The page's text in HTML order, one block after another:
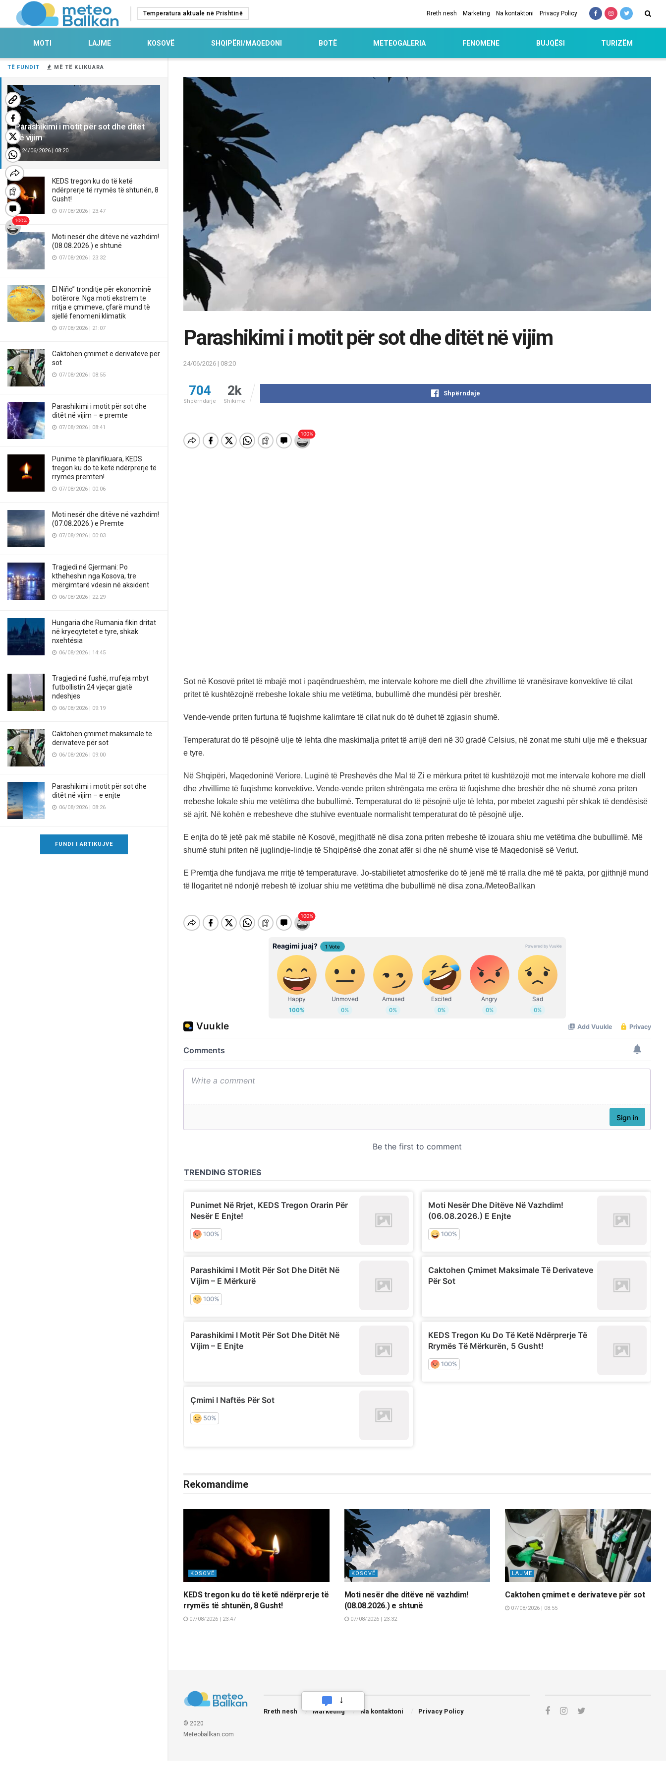
TË FUNDIT MË TË KLIKUARA
Parashikimi i motit për sot dhe ditët
në vijim
24/06/2026 | 08:20
KEDS tregon ku do të ketë
ndërprerje të rrymës të shtunën, 8
Gusht!
07/08/2026 | 23:47
Moti nesër dhe ditëve në vazhdim!
(08.08.2026.) e shtunë
07/08/2026 | 23:32
El Niño” tronditje për ekonominë
botërore: Nga moti ekstrem te
rritja e çmimeve, çfarë mund të
sjellë fenomeni klimatik
07/08/2026 | 21:07
Caktohen çmimet e derivateve për
sot
07/08/2026 | 08:55
Parashikimi i motit për sot dhe
ditët në vijim – e premte
07/08/2026 | 08:41
Punime të planifikuara, KEDS
tregon ku do të ketë ndërprerje të
rrymës premten!
07/08/2026 | 00:06
Moti nesër dhe ditëve në vazhdim!
(07.08.2026.) e Premte
07/08/2026 | 00:03
Tragjedi në Gjermani: Po
ktheheshin nga Kosova, tre
mërgimtarë vdesin në aksident
06/08/2026 | 22:29
Hungaria dhe Rumania fikin dritat
në kryeqytetet e tyre, shkak
nxehtësia
06/08/2026 | 14:45
Tragjedi në fushë, rrufeja mbyt
futbollistin 24 vjeçar gjatë
ndeshjes
06/08/2026 | 09:19
Caktohen çmimet maksimale të
derivateve për sot
06/08/2026 | 09:00
Parashikimi i motit për sot dhe
ditët në vijim – e enjte
06/08/2026 | 08:26
FUNDI I ARTIKUJVE
Temperatura aktuale në Prishtinë Rreth nesh Marketing Na kontaktoni Privacy Policy
MOTI LAJME KOSOVË SHQIPËRI/MAQEDONI BOTË METEOGALERIA FENOMENE BUJQËSI TURIZËM
Parashikimi i motit për sot dhe ditët në vijim
24/06/2026 | 08:20
704
Shpërndarje
2k
Shikime
Shpërndaje
Sot në Kosovë pritet të mbajë mot i paqëndrueshëm, me intervale kohore me diell dhe zhvillime të vranësirave konvektive të cilat
pritet të kushtëzojnë rrebeshe lokale shiu me vetëtima, bubullimë dhe mundësi për breshër.
Vende-vende priten furtuna të fuqishme kalimtare të cilat nuk do të duhet të zgjasin shumë.
Temperaturat do të pësojnë ulje të lehta dhe maskimalja pritet të arrijë deri në 30 gradë Celsius, në zonat me stuhi ulje më e theksuar
e tyre.
Në Shqipëri, Maqedoninë Veriore, Luginë të Preshevës dhe Mal të Zi e mërkura pritet të kushtëzojë mot me intervale kohore me diell
dhe zhvillime të fuqishme konvektive. Vende-vende priten shtrëngata me erëra të fuqishme dhe breshër dhe në shumë zona priten
rrebeshe lokale shiu me vetëtima dhe bubullimë. Temperaturat do të pësojnë ulje të lehta, por mbetet zagushi për shkak të dendësisë
së ajrit. Në kohën e rrebesheve dhe stuhive eventuale normalisht temperaturat do të pësojnë ulje.
E enjta do të jetë pak më stabile në Kosovë, megjithatë në disa zona priten rrebeshe të izouara shiu me vetëtima dhe bubullimë. Më
shumë stuhi priten në juglindje-lindje të Shqipërisë dhe zonat afër si dhe në shumë vise të Maqedonisë së Veriut.
E Premtja dhe fundjava me rritje të temperaturave. Jo-stabilietet atmosferike do të jenë më të rralla dhe më të pakta, por gjithnjë mund
të llogaritet në ndonjë rrebesh të izoluar shiu me vetëtima dhe bubullimë në disa zona./MeteoBallkan
Rekomandime
KOSOVË
KEDS tregon ku do të ketë ndërprerje të
rrymës të shtunën, 8 Gusht!
07/08/2026 | 23:47
KOSOVË
Moti nesër dhe ditëve në vazhdim!
(08.08.2026.) e shtunë
07/08/2026 | 23:32
LAJME
Caktohen çmimet e derivateve për sot
07/08/2026 | 08:55
© 2020
Meteoballkan.com
Rreth nesh Marketing Na kontaktoni Privacy Policy